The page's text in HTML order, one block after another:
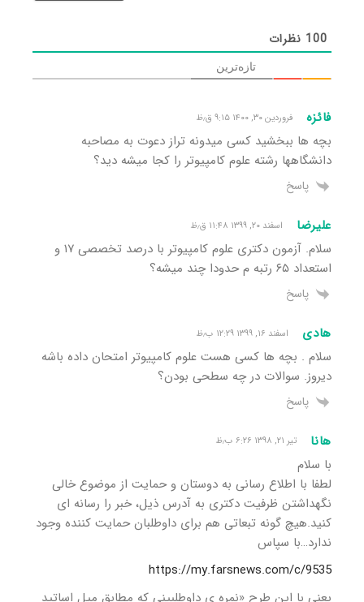
100 نظرات
تازه‌ترین
فائزه فروردین ۳۰, ۱۴۰۰ ۹:۱۵ ق٫ظ
بچه ها ببخشید کسی میدونه تراز دعوت به مصاحبه
دانشگاهها رشته علوم کامپیوتر را کجا میشه دید؟
پاسخ
علیرضا اسفند ۲۰, ۱۳۹۹ ۱۱:۴۸ ق٫ظ
سلام. آزمون دکتری علوم کامپیوتر با درصد تخصصی ۱۷ و
استعداد ۶۵ رتبه م حدودا چند میشه؟
پاسخ
هادی اسفند ۱۶, ۱۳۹۹ ۱۲:۲۹ ب٫ظ
سلام . بچه ها کسی هست علوم کامپیوتر امتحان داده باشه
دیروز. سوالات در چه سطحی بودن؟
پاسخ
هانا تیر ۲۱, ۱۳۹۸ ۶:۲۶ ب٫ظ
با سلام
لطفا با اطلاع رسانی به دوستان و حمایت از موضوع خالی
نگهداشتن ظرفیت دکتری به آدرس ذیل، خبر را رسانه ای
کنید.هیچ گونه تبعاتی هم برای داوطلبان حمایت کننده وجود
ندارد…با سپاس
https://my.farsnews.com/c/9535
یعنی با این طرح «نمره ی داوطلبینی که مطابق میل اساتید